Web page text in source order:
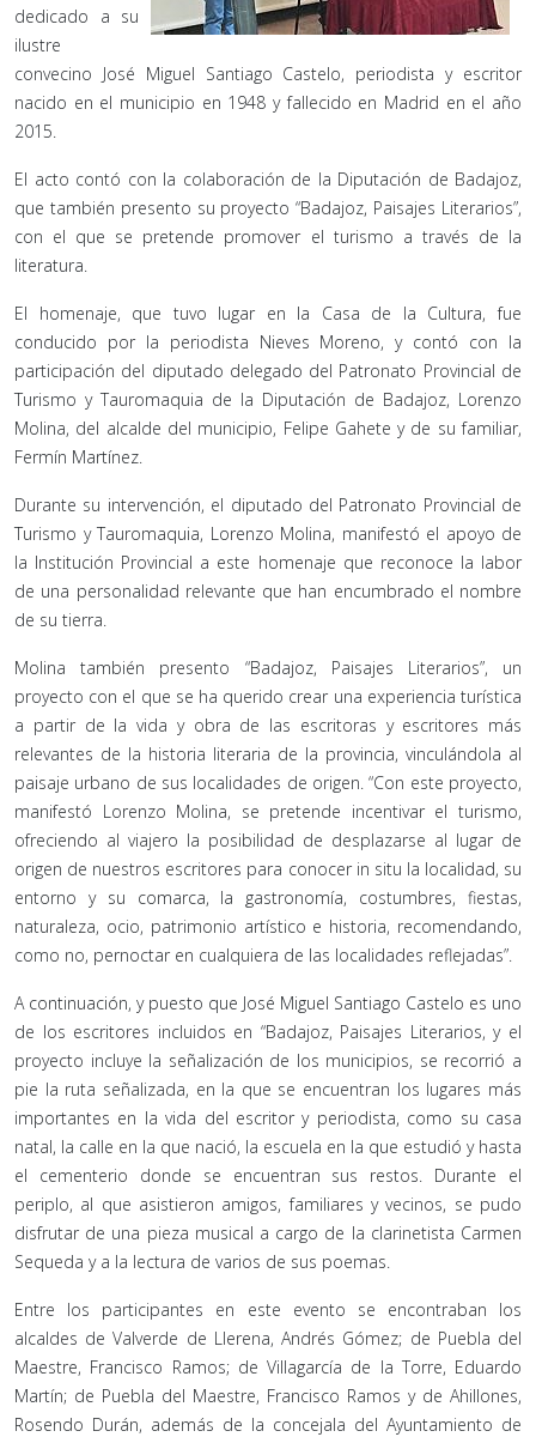
dedicado a su
ilustre
convecino José Miguel Santiago Castelo, periodista y escritor
nacido en el municipio en 1948 y fallecido en Madrid en el año
2015.
El acto contó con la colaboración de la Diputación de Badajoz,
que también presento su proyecto “Badajoz, Paisajes Literarios”,
con el que se pretende promover el turismo a través de la
literatura.
El homenaje, que tuvo lugar en la Casa de la Cultura, fue
conducido por la periodista Nieves Moreno, y contó con la
participación del diputado delegado del Patronato Provincial de
Turismo y Tauromaquia de la Diputación de Badajoz, Lorenzo
Molina, del alcalde del municipio, Felipe Gahete y de su familiar,
Fermín Martínez.
Durante su intervención, el diputado del Patronato Provincial de
Turismo y Tauromaquia, Lorenzo Molina, manifestó el apoyo de
la Institución Provincial a este homenaje que reconoce la labor
de una personalidad relevante que han encumbrado el nombre
de su tierra.
Molina también presento “Badajoz, Paisajes Literarios”, un
proyecto con el que se ha querido crear una experiencia turística
a partir de la vida y obra de las escritoras y escritores más
relevantes de la historia literaria de la provincia, vinculándola al
paisaje urbano de sus localidades de origen. “Con este proyecto,
manifestó Lorenzo Molina, se pretende incentivar el turismo,
ofreciendo al viajero la posibilidad de desplazarse al lugar de
origen de nuestros escritores para conocer in situ la localidad, su
entorno y su comarca, la gastronomía, costumbres, fiestas,
naturaleza, ocio, patrimonio artístico e historia, recomendando,
como no, pernoctar en cualquiera de las localidades reflejadas”.
A continuación, y puesto que José Miguel Santiago Castelo es uno
de los escritores incluidos en “Badajoz, Paisajes Literarios, y el
proyecto incluye la señalización de los municipios, se recorrió a
pie la ruta señalizada, en la que se encuentran los lugares más
importantes en la vida del escritor y periodista, como su casa
natal, la calle en la que nació, la escuela en la que estudió y hasta
el cementerio donde se encuentran sus restos. Durante el
periplo, al que asistieron amigos, familiares y vecinos, se pudo
disfrutar de una pieza musical a cargo de la clarinetista Carmen
Sequeda y a la lectura de varios de sus poemas.
Entre los participantes en este evento se encontraban los
alcaldes de Valverde de Llerena, Andrés Gómez; de Puebla del
Maestre, Francisco Ramos; de Villagarcía de la Torre, Eduardo
Martín; de Puebla del Maestre, Francisco Ramos y de Ahillones,
Rosendo Durán, además de la concejala del Ayuntamiento de